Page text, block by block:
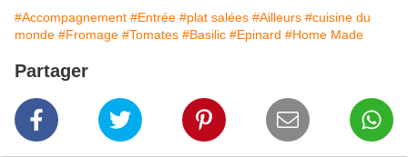
#Accompagnement #Entrée #plat salées #Ailleurs #cuisine du
monde #Fromage #Tomates #Basilic #Epinard #Home Made
Partager